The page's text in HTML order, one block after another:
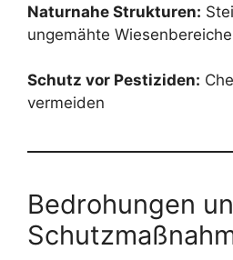
Naturnahe Strukturen:
ungemähte Wiesenbereiche
Schutz vor Pestiziden:
vermeiden
Bedrohungen